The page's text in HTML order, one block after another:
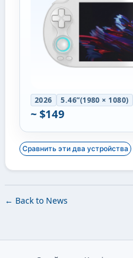
2026 5.46”(1980 × 1080)
~ $149
Сравнить эти два устройства
← Back to News